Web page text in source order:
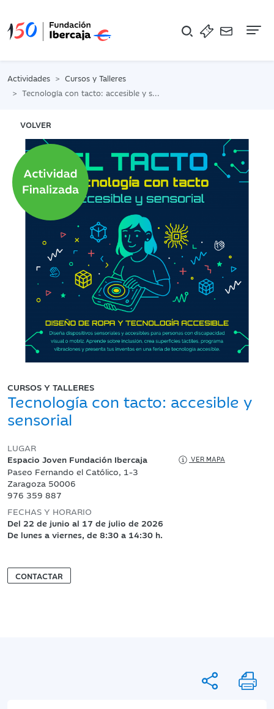
Actividades
Cursos y Talleres
Tecnología con tacto: accesible y sensorial
VOLVER
CURSOS Y TALLERES
Tecnología con tacto: accesible y
sensorial
LUGAR
Espacio Joven Fundación Ibercaja
VER MAPA
Paseo Fernando el Católico, 1-3
Zaragoza 50006
976 359 887
FECHAS Y HORARIO
Del 22 de junio al 17 de julio de 2026
De lunes a viernes, de 8:30 a 14:30 h.
CONTACTAR